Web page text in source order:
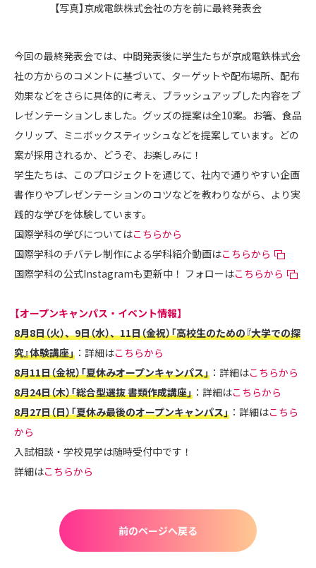
【写真】京成電鉄株式会社の方を前に最終発表会
今回の最終発表会では、中間発表後に学生たちが京成電鉄株式会
社の方からのコメントに基づいて、ターゲットや配布場所、配布
効果などをさらに具体的に考え、ブラッシュアップした内容をプ
レゼンテーションしました。グッズの提案は全10案。お箸、食品
クリップ、ミニボックスティッシュなどを提案しています。どの
案が採用されるか、どうぞ、お楽しみに！
学生たちは、このプロジェクトを通じて、社内で通りやすい企画
書作りやプレゼンテーションのコツなどを教わりながら、より実
践的な学びを体験しています。
国際学科の学びについてはこちらから
国際学科のチバテレ制作による学科紹介動画はこちらから
国際学科の公式Instagramも更新中！ フォローはこちらから
【オープンキャンパス・イベント情報】
8月8日（火）、9日（水）、11日（金祝）「高校生のための『大学での探
究』体験講座」 ：詳細はこちらから
8月11日（金祝）「夏休みオープンキャンパス」 ：詳細はこちらから
8月24日（木）「総合型選抜 書類作成講座」 ：詳細はこちらから
8月27日（日）「夏休み最後のオープンキャンパス」 ：詳細はこちら
から
入試相談・学校見学は随時受付中です！
詳細はこちらから
前のページへ戻る